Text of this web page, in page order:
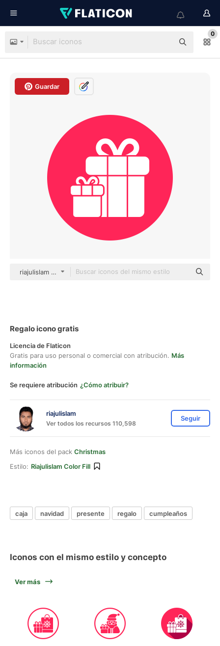
0
Guardar
riajulislam color fill
Regalo icono gratis
Licencia de Flaticon
Gratis para uso personal o comercial con atribución. Más
información
Se requiere atribución ¿Cómo atribuir?
riajulislam
Ver todos los recursos 110,598
Seguir
Más iconos del pack Christmas
Estilo: Riajulislam Color Fill
caja navidad presente regalo cumpleaños
Iconos con el mismo estilo y concepto
Ver más